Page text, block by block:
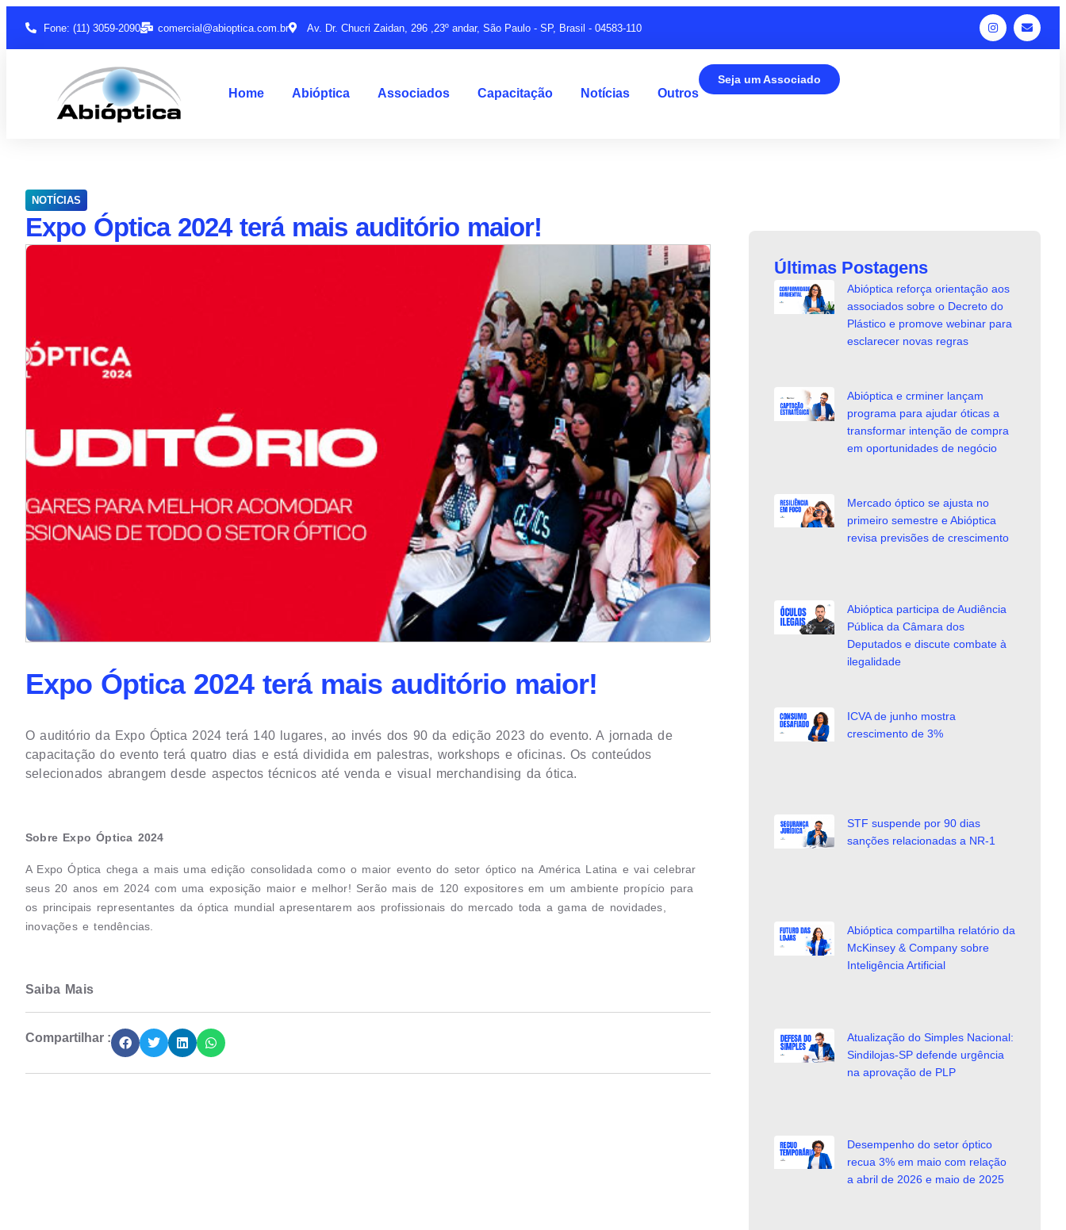
Fone: (11) 3059-2090 comercial@abioptica.com.br Av. Dr. Chucri Zaidan, 296 ,23º andar, São Paulo - SP, Brasil - 04583-110
Home Abióptica Associados Capacitação Notícias Outros
Seja um Associado
NOTÍCIAS
Expo Óptica 2024 terá mais auditório maior!
Expo Óptica 2024 terá mais auditório maior!
O auditório da Expo Óptica 2024 terá 140 lugares, ao invés dos 90 da edição 2023 do evento. A jornada de
capacitação do evento terá quatro dias e está dividida em palestras, workshops e oficinas. Os conteúdos
selecionados abrangem desde aspectos técnicos até venda e visual merchandising da ótica.
Sobre Expo Óptica 2024
A Expo Óptica chega a mais uma edição consolidada como o maior evento do setor óptico na América Latina e vai celebrar
seus 20 anos em 2024 com uma exposição maior e melhor! Serão mais de 120 expositores em um ambiente propício para
os principais representantes da óptica mundial apresentarem aos profissionais do mercado toda a gama de novidades,
inovações e tendências.
Saiba Mais
Compartilhar :
Últimas Postagens
Abióptica reforça orientação aos
associados sobre o Decreto do
Plástico e promove webinar para
esclarecer novas regras
Abióptica e crminer lançam
programa para ajudar óticas a
transformar intenção de compra
em oportunidades de negócio
Mercado óptico se ajusta no
primeiro semestre e Abióptica
revisa previsões de crescimento
Abióptica participa de Audiência
Pública da Câmara dos
Deputados e discute combate à
ilegalidade
ICVA de junho mostra
crescimento de 3%
STF suspende por 90 dias
sanções relacionadas a NR-1
Abióptica compartilha relatório da
McKinsey & Company sobre
Inteligência Artificial
Atualização do Simples Nacional:
Sindilojas-SP defende urgência
na aprovação de PLP
Desempenho do setor óptico
recua 3% em maio com relação
a abril de 2026 e maio de 2025